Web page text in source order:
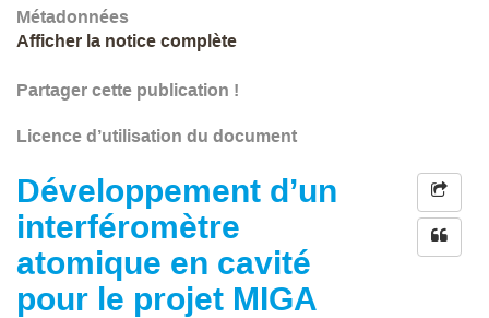
Métadonnées
Afficher la notice complète
Partager cette publication !
Licence d’utilisation du document
Développement d’un
interféromètre
atomique en cavité
pour le projet MIGA